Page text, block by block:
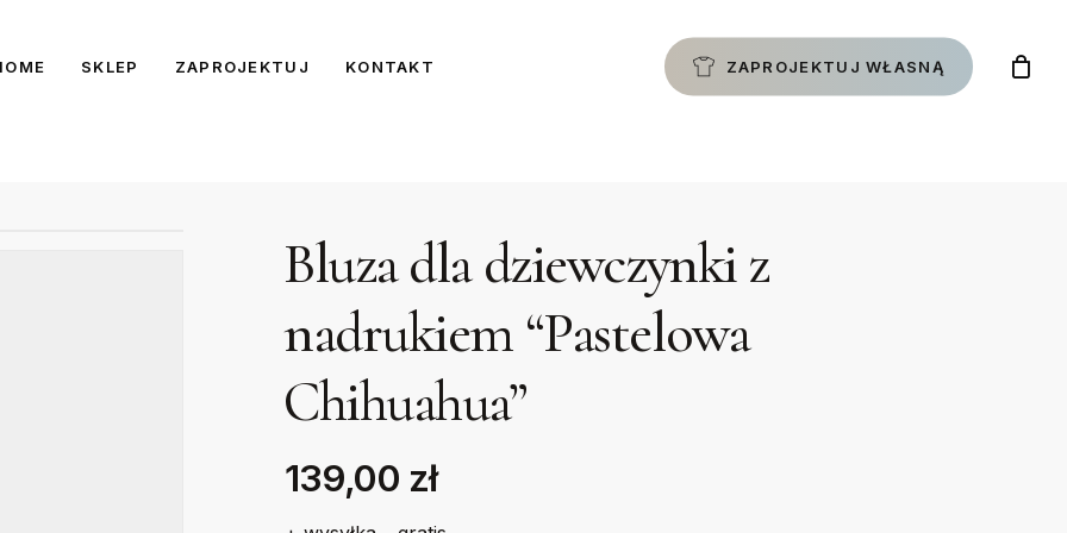
SKLEP ZAPROJEKTUJ KONTAKT ZAPROJEKTUJ WŁASNĄ
Bluza dla dziewczynki z
nadrukiem “Pastelowa
Chihuahua”
139,00 zł